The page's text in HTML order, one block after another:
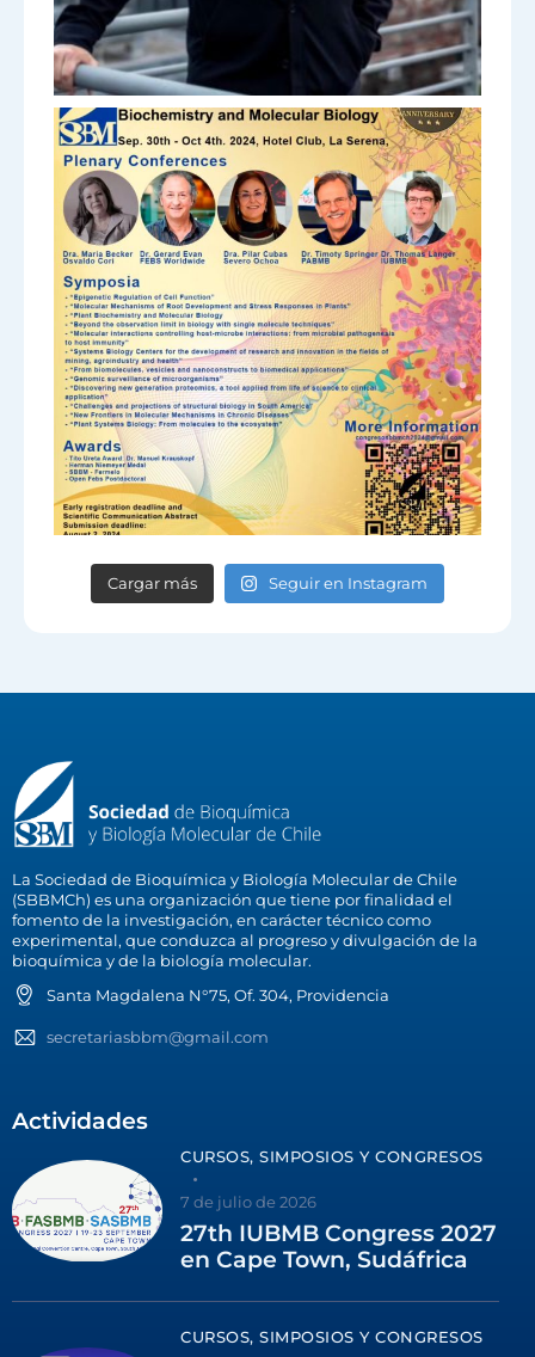
Cargar más Seguir en Instagram
La Sociedad de Bioquímica y Biología Molecular de Chile
(SBBMCh) es una organización que tiene por finalidad el
fomento de la investigación, en carácter técnico como
experimental, que conduzca al progreso y divulgación de la
bioquímica y de la biología molecular.
Santa Magdalena N°75, Of. 304, Providencia
secretariasbbm@gmail.com
Actividades
CURSOS, SIMPOSIOS Y CONGRESOS
7 de julio de 2026
27th IUBMB Congress 2027
en Cape Town, Sudáfrica
CURSOS, SIMPOSIOS Y CONGRESOS